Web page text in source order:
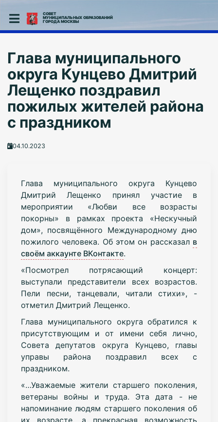
СОВЕТ
МУНИЦИПАЛЬНЫХ ОБРАЗОВАНИЙ
ГОРОДА МОСКВЫ
Глава муниципального
округа Кунцево Дмитрий
Лещенко поздравил
пожилых жителей района
с праздником
04.10.2023
Глава муниципального округа Кунцево
Дмитрий Лещенко принял участие в
мероприятии «Любви все возрасты
покорны» в рамках проекта «Нескучный
дом», посвящённого Международному дню
пожилого человека. Об этом он рассказал в
своём аккаунте ВКонтакте.
«Посмотрел потрясающий концерт:
выступали представители всех возрастов.
Пели песни, танцевали, читали стихи», -
отметил Дмитрий Лещенко.
Глава муниципального округа обратился к
присутствующим и от имени себя лично,
Совета депутатов округа Кунцево, главы
управы района поздравил всех с
праздником.
«…Уважаемые жители старшего поколения,
ветераны войны и труда. Эта дата - не
напоминание людям старшего поколения об
их возрасте, а прекрасная возможность